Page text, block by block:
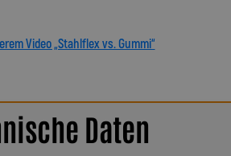
Video „Stahlflex vs. Gummi“
Daten